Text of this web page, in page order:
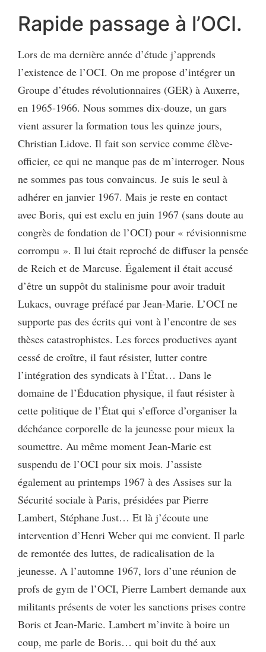
Rapide passage à l’OCI.
Lors de ma dernière année d’étude j’apprends
l’existence de l’OCI. On me propose d’intégrer un
Groupe d’études révolutionnaires (GER) à Auxerre,
en 1965-1966. Nous sommes dix-douze, un gars
vient assurer la formation tous les quinze jours,
Christian Lidove. Il fait son service comme élève-
officier, ce qui ne manque pas de m’interroger. Nous
ne sommes pas tous convaincus. Je suis le seul à
adhérer en janvier 1967. Mais je reste en contact
avec Boris, qui est exclu en juin 1967 (sans doute au
congrès de fondation de l’OCI) pour « révisionnisme
corrompu ». Il lui était reproché de diffuser la pensée
de Reich et de Marcuse. Également il était accusé
d’être un suppôt du stalinisme pour avoir traduit
Lukacs, ouvrage préfacé par Jean-Marie. L’OCI ne
supporte pas des écrits qui vont à l’encontre de ses
thèses catastrophistes. Les forces productives ayant
cessé de croître, il faut résister, lutter contre
l’intégration des syndicats à l’État… Dans le
domaine de l’Éducation physique, il faut résister à
cette politique de l’État qui s’efforce d’organiser la
déchéance corporelle de la jeunesse pour mieux la
soumettre. Au même moment Jean-Marie est
suspendu de l’OCI pour six mois. J’assiste
également au printemps 1967 à des Assises sur la
Sécurité sociale à Paris, présidées par Pierre
Lambert, Stéphane Just… Et là j’écoute une
intervention d’Henri Weber qui me convient. Il parle
de remontée des luttes, de radicalisation de la
jeunesse. A l’automne 1967, lors d’une réunion de
profs de gym de l’OCI, Pierre Lambert demande aux
militants présents de voter les sanctions prises contre
Boris et Jean-Marie. Lambert m’invite à boire un
coup, me parle de Boris… qui boit du thé aux